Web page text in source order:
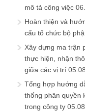
mô tả công việc
Hoàn thiện và
cấu tổ chức bộ
Xây dựng ma trận
thực hiện, nhận
giữa các vị trí
Tổng hợp hướng
thống phân quyền
trong công ty